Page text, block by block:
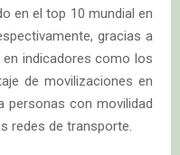
en el top 10 mundial en
gracias a
indicadores como los
de movilizaciones en
personas con movilidad
redes de transporte.